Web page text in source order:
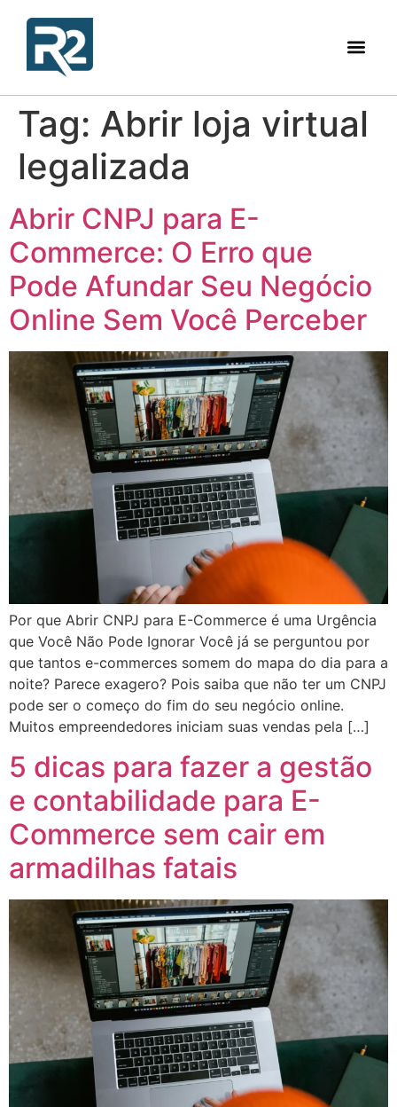
Tag: Abrir loja virtual
legalizada
Abrir CNPJ para E-
Commerce: O Erro que
Pode Afundar Seu Negócio
Online Sem Você Perceber
Por que Abrir CNPJ para E-Commerce é uma Urgência
que Você Não Pode Ignorar Você já se perguntou por
que tantos e-commerces somem do mapa do dia para a
noite? Parece exagero? Pois saiba que não ter um CNPJ
pode ser o começo do fim do seu negócio online.
Muitos empreendedores iniciam suas vendas pela […]
5 dicas para fazer a gestão
e contabilidade para E-
Commerce sem cair em
armadilhas fatais